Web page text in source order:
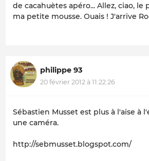
de cacahuètes apéro... Allez, ciao,
ma petite mousse. Ouais ! J'arrive
philippe 93
20 février 2012 à 11:22:26
Sébastien Musset est plus à l'aise à
une caméra.
http://sebmusset.blogspot.com/